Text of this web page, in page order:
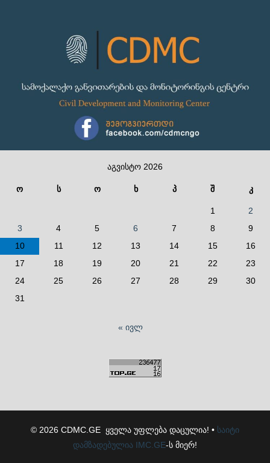
აგვისტო 2026
ო ს ო ხ პ შ კ
1
2
3
4 5 6 7 8
9
10
11 12 13 14 15
16
17
18 19 20 21 22
23
24
25 26 27 28 29
30
31
« ივლ
© 2026 CDMC.GE ყველა უფლება დაცულია! • საიტი
დამზადებულია IMC.GE-ს მიერ!